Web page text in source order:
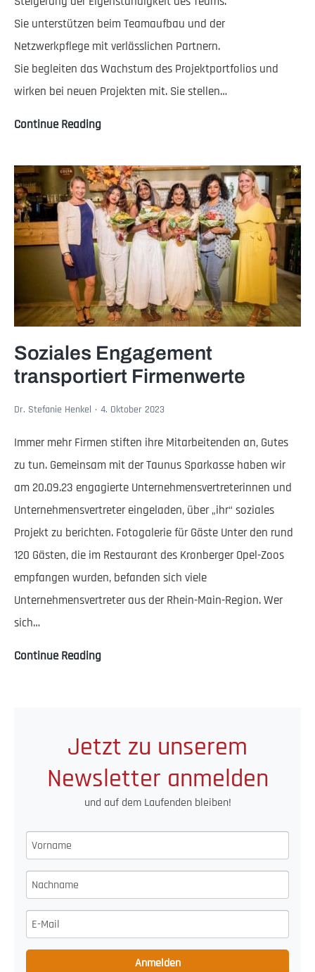
Sie unterstützen beim Teamaufbau und der
Netzwerkpflege mit verlässlichen Partnern.
Sie begleiten das Wachstum des Projektportfolios und
wirken bei neuen Projekten mit. Sie stellen…
Continue ReadingWir
eine*n
Berater*in
für
unsere
INGO
Nepal
Soziales Engagement
transportiert Firmenwerte
Dr. Stefanie Henkel 4. Oktober 2023
Immer mehr Firmen stiften ihre Mitarbeitenden an, Gutes
zu tun. Gemeinsam mit der Taunus Sparkasse haben wir
am 20.09.23 engagierte Unternehmensvertreterinnen und
Unternehmensvertreter eingeladen, über „ihr“ soziales
Projekt zu berichten. Fotogalerie für Gäste Unter den rund
120 Gästen, die im Restaurant des Kronberger Opel-Zoos
empfangen wurden, befanden sich viele
Unternehmensvertreter aus der Rhein-Main-Region. Wer
sich…
Continue ReadingSoziales
Jetzt zu unserem
Newsletter anmelden
und auf dem Laufenden bleiben!
Anmelden